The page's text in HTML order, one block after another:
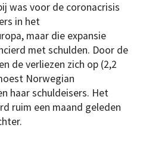
was voor de coronacrisis
in het
maar die expansie
met schulden. Door de
de verliezen zich op (2,2
Norwegian
haar schuldeisers. Het
ruim een maand geleden